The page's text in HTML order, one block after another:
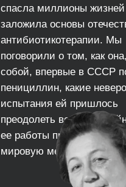
спасла миллионы
заложила основы
антибиотикотерапии. Мы
поговорили о том, как
собой, впервые в СССР
пенициллин, какие
испытания ей пришлось
преодолеть во время
ее работы продолжают
мировую медицину